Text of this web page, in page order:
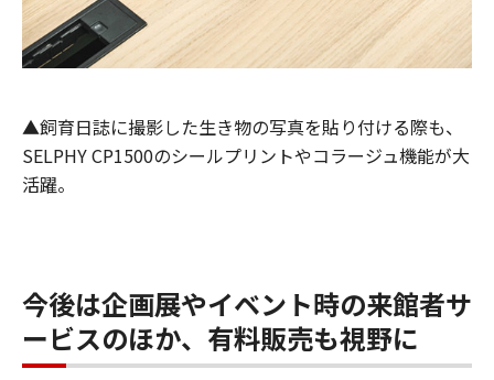
▲飼育日誌に撮影した生き物の写真を貼り付ける際も、
SELPHY CP1500のシールプリントやコラージュ機能が大
活躍。
今後は企画展やイベント時の来館者サ
ービスのほか、有料販売も視野に